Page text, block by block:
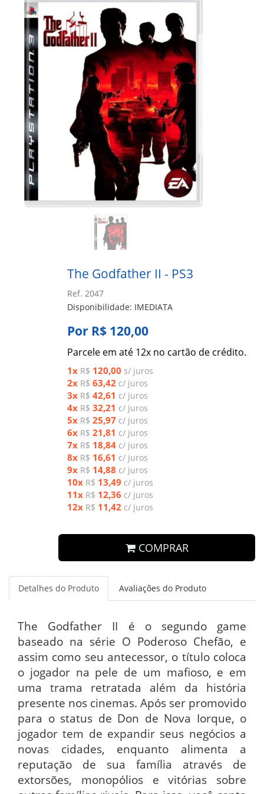
The Godfather II - PS3
Ref. 2047
Disponibilidade: IMEDIATA
Por R$ 120,00
Parcele em até 12x no cartão de crédito.
1x R$ 120,00 s/ juros
2x R$ 63,42 c/ juros
3x R$ 42,61 c/ juros
4x R$ 32,21 c/ juros
5x R$ 25,97 c/ juros
6x R$ 21,81 c/ juros
7x R$ 18,84 c/ juros
8x R$ 16,61 c/ juros
9x R$ 14,88 c/ juros
10x R$ 13,49 c/ juros
11x R$ 12,36 c/ juros
12x R$ 11,42 c/ juros
COMPRAR
Detalhes do Produto Avaliações do Produto
The Godfather II é o segundo game
baseado na série O Poderoso Chefão, e
assim como seu antecessor, o título coloca
o jogador na pele de um mafioso, e em
uma trama retratada além da história
presente nos cinemas. Após ser promovido
para o status de Don de Nova Iorque, o
jogador tem de expandir seus negócios a
novas cidades, enquanto alimenta a
reputação de sua família através de
extorsões, monopólios e vitórias sobre